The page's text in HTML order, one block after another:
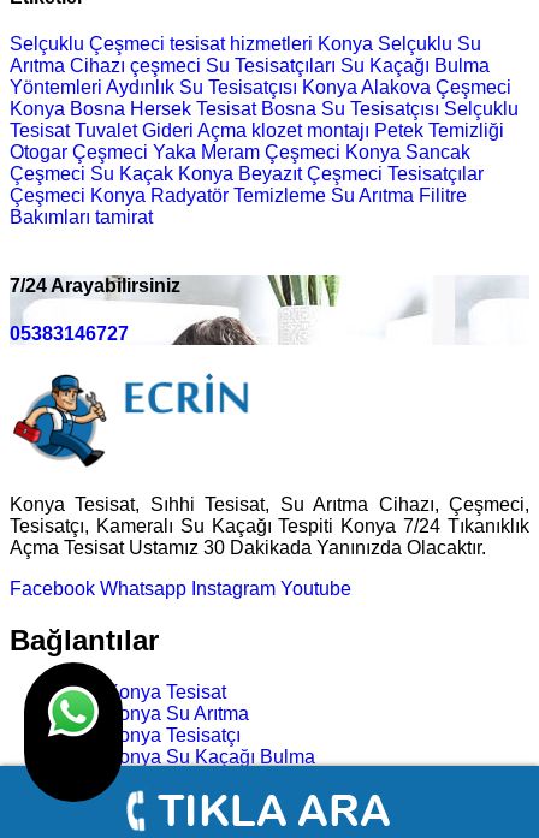
Selçuklu Çeşmeci tesisat hizmetleri Konya Selçuklu Su
Arıtma Cihazı çeşmeci Su Tesisatçıları Su Kaçağı Bulma
Yöntemleri Aydınlık Su Tesisatçısı Konya Alakova Çeşmeci
Konya Bosna Hersek Tesisat Bosna Su Tesisatçısı Selçuklu
Tesisat Tuvalet Gideri Açma klozet montajı Petek Temizliği
Otogar Çeşmeci Yaka Meram Çeşmeci Konya Sancak
Çeşmeci Su Kaçak Konya Beyazıt Çeşmeci Tesisatçılar
Çeşmeci Konya Radyatör Temizleme Su Arıtma Filitre
Bakımları tamirat
7/24 Arayabilirsiniz
05383146727
Konya Tesisat, Sıhhi Tesisat, Su Arıtma Cihazı, Çeşmeci,
Tesisatçı, Kameralı Su Kaçağı Tespiti Konya 7/24 Tıkanıklık
Açma Tesisat Ustamız 30 Dakikada Yanınızda Olacaktır.
Facebook Whatsapp Instagram Youtube
Bağlantılar
Konya Tesisat
Konya Su Arıtma
Konya Tesisatçı
Konya Su Kaçağı Bulma
Konya Tıkanıklık Açma
Konya Çeşmeci